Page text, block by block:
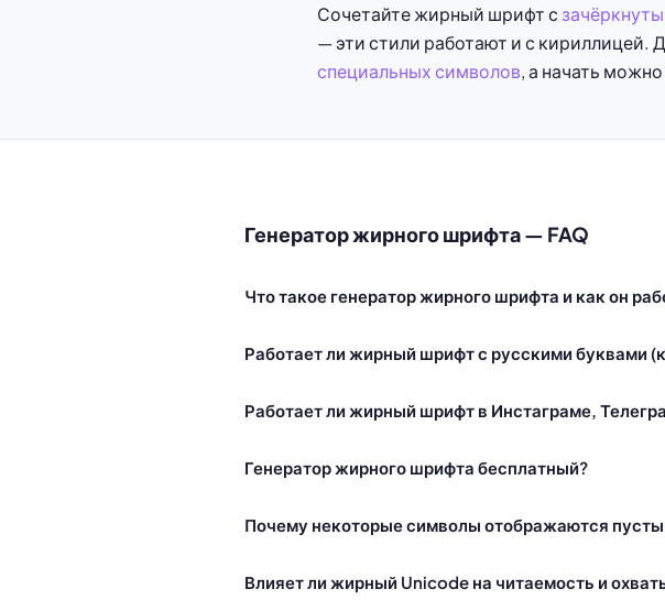
Сочетайте жирный шрифт с
— эти стили работают и с кириллицей.
специальных символов, а начать можно
Генератор жирного шрифта — FAQ
Что такое генератор жирного шрифта и как он
Работает ли жирный шрифт с русскими буквами
Работает ли жирный шрифт в Инстаграме,
Генератор жирного шрифта бесплатный?
Почему некоторые символы отображаются
Влияет ли жирный Unicode на читаемость и